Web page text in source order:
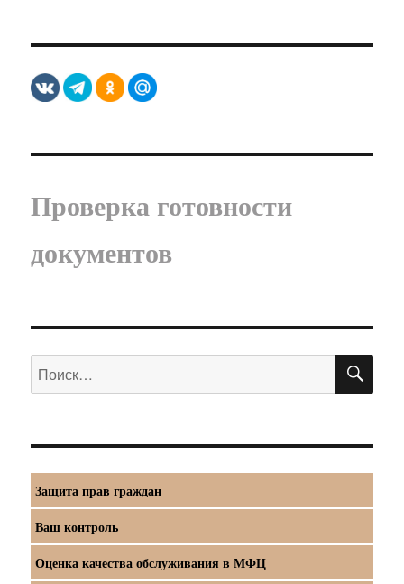
Проверка готовности
документов
Искать:
Защита прав граждан
Ваш контроль
Оценка качества обслуживания в МФЦ